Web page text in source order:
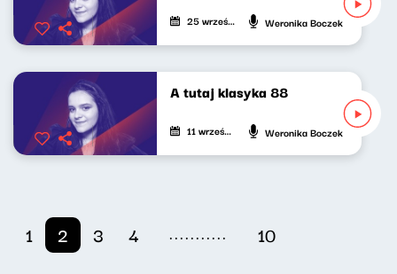
25 września 2025 Weronika Boczek
A tutaj klasyka 88
11 września 2025 Weronika Boczek
1 2 3 4 ........... 10